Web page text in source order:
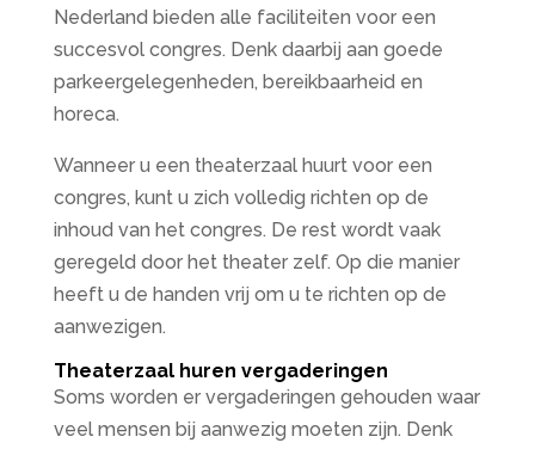
Nederland bieden alle faciliteiten voor een
succesvol congres. Denk daarbij aan goede
parkeergelegenheden, bereikbaarheid en
horeca.
Wanneer u een theaterzaal huurt voor een
congres, kunt u zich volledig richten op de
inhoud van het congres. De rest wordt vaak
geregeld door het theater zelf. Op die manier
heeft u de handen vrij om u te richten op de
aanwezigen.
Theaterzaal huren vergaderingen
Soms worden er vergaderingen gehouden waar
veel mensen bij aanwezig moeten zijn. Denk